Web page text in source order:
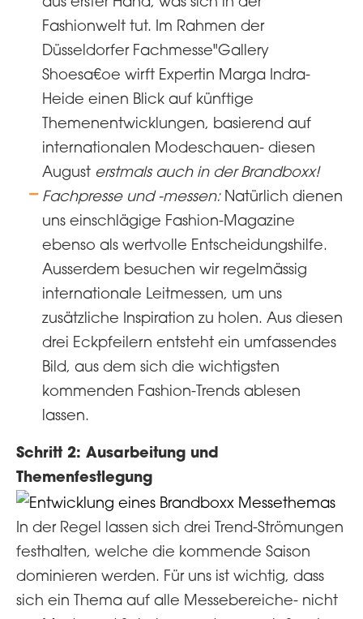
Fashionwelt tut. Im Rahmen der
Düsseldorfer Fachmesse"Gallery
Shoesa€oe wirft Expertin Marga Indra-
Heide einen Blick auf künftige
Themenentwicklungen, basierend auf
internationalen Modeschauen- diesen
August erstmals auch in der Brandboxx!
Fachpresse und -messen: Natürlich dienen
uns einschlägige Fashion-Magazine
ebenso als wertvolle Entscheidungshilfe.
Ausserdem besuchen wir regelmässig
internationale Leitmessen, um uns
zusätzliche Inspiration zu holen. Aus diesen
drei Eckpfeilern entsteht ein umfassendes
Bild, aus dem sich die wichtigsten
kommenden Fashion-Trends ablesen
lassen.
Schritt 2: Ausarbeitung und
Themenfestlegung
In der Regel lassen sich drei Trend-Strömungen
festhalten, welche die kommende Saison
dominieren werden. Für uns ist wichtig, dass
sich ein Thema auf alle Messebereiche- nicht